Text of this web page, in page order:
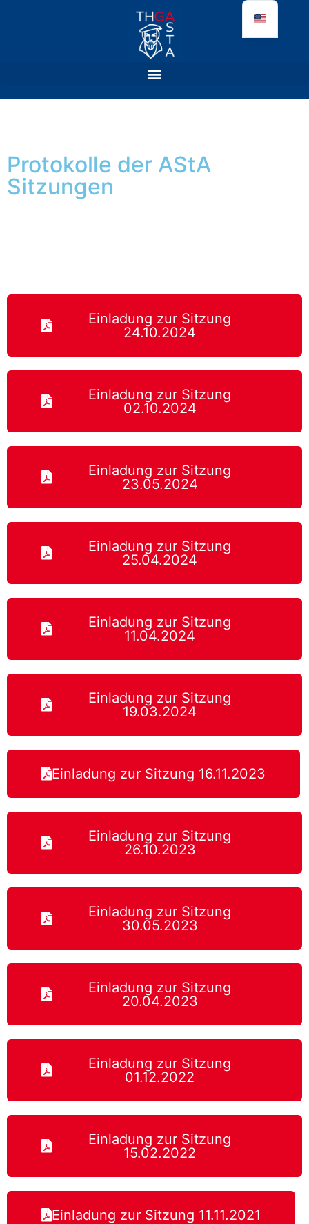
Protokolle der AStA
Sitzungen
Einladung zur Sitzung
24.10.2024
Einladung zur Sitzung
02.10.2024
Einladung zur Sitzung
23.05.2024
Einladung zur Sitzung
25.04.2024
Einladung zur Sitzung
11.04.2024
Einladung zur Sitzung
19.03.2024
Einladung zur Sitzung 16.11.2023
Einladung zur Sitzung
26.10.2023
Einladung zur Sitzung
30.05.2023
Einladung zur Sitzung
20.04.2023
Einladung zur Sitzung
01.12.2022
Einladung zur Sitzung
15.02.2022
Einladung zur Sitzung 11.11.2021